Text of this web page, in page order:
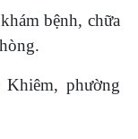
bệnh, chữa
phường